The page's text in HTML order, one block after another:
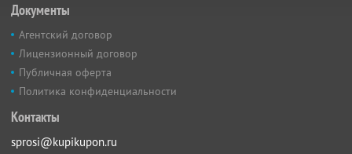
Документы
Агентский договор
Лицензионный договор
Публичная оферта
Политика конфиденциальности
Контакты
sprosi@kupikupon.ru